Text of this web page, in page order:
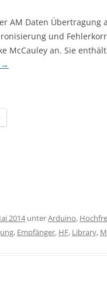
AM Daten Übertragung
und
McCauley an. Sie
→
2014unterArduino,
, Empfänger, HF, Library,